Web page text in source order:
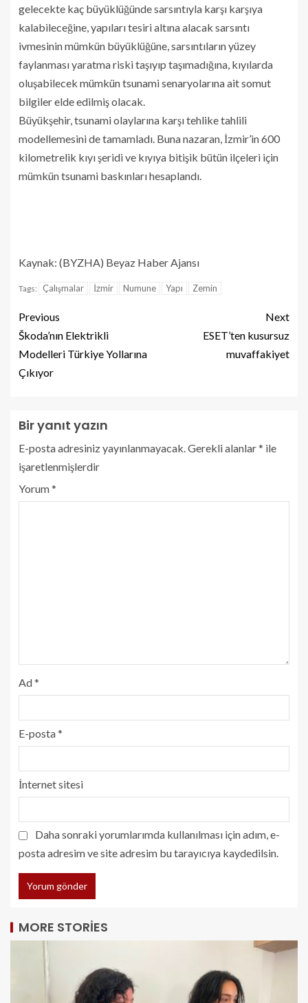
gelecekte kaç büyüklüğünde sarsıntıyla karşı karşıya
kalabileceğine, yapıları tesiri altına alacak sarsıntı
ivmesinin mümkün büyüklüğüne, sarsıntıların yüzey
faylanması yaratma riski taşıyıp taşımadığına, kıyılarda
oluşabilecek mümkün tsunami senaryolarına ait somut
bilgiler elde edilmiş olacak.
Büyükşehir, tsunami olaylarına karşı tehlike tahlili
modellemesini de tamamladı. Buna nazaran, İzmir’in 600
kilometrelik kıyı şeridi ve kıyıya bitişik bütün ilçeleri için
mümkün tsunami baskınları hesaplandı.
Kaynak: (BYZHA) Beyaz Haber Ajansı
Tags: Çalışmalar İzmir Numune Yapı Zemin
Previous
Škoda’nın Elektrikli
Modelleri Türkiye Yollarına
Çıkıyor
Next
ESET’ten kusursuz
muvaffakiyet
Bir yanıt yazın
E-posta adresiniz yayınlanmayacak. Gerekli alanlar* ile
işaretlenmişlerdir
Yorum*
Ad*
E-posta*
İnternet sitesi
Daha sonraki yorumlarımda kullanılması için adım, e-
posta adresim ve site adresim bu tarayıcıya kaydedilsin.
MORE STORIES